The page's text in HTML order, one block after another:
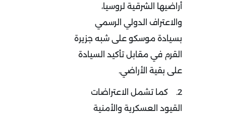
أراضيها الشرقية لروسيا،
والاعتراف الدولي الرسمي
بسيادة موسكو على شبه جزيرة
القرم في مقابل تأكيد السيادة
على بقية الأراضي.
2.
كما تشمل الاعتراضات
القيود العسكرية والأمنية